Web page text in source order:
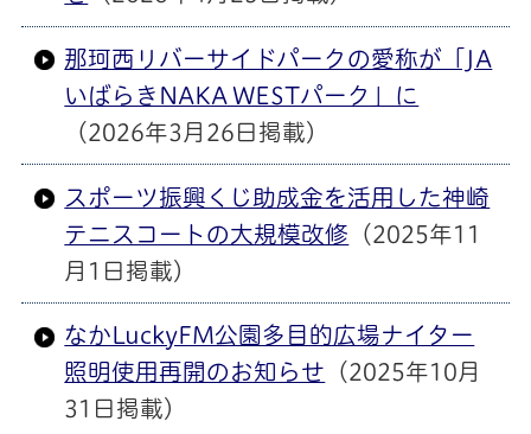
那珂西リバーサイドパークの愛称が「JA
いばらきNAKA WESTパーク」に
（2026年3月26日掲載）
スポーツ振興くじ助成金を活用した神崎
テニスコートの大規模改修 （2025年11
月1日掲載）
なかLuckyFM公園多目的広場ナイター
照明使用再開のお知らせ （2025年10月
31日掲載）